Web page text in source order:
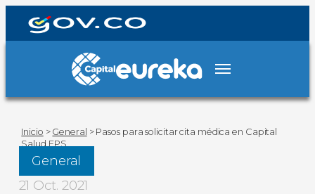
Inicio > General > Pasos para solicitar cita médica en Capital
Salud EPS
General
21 Oct. 2021